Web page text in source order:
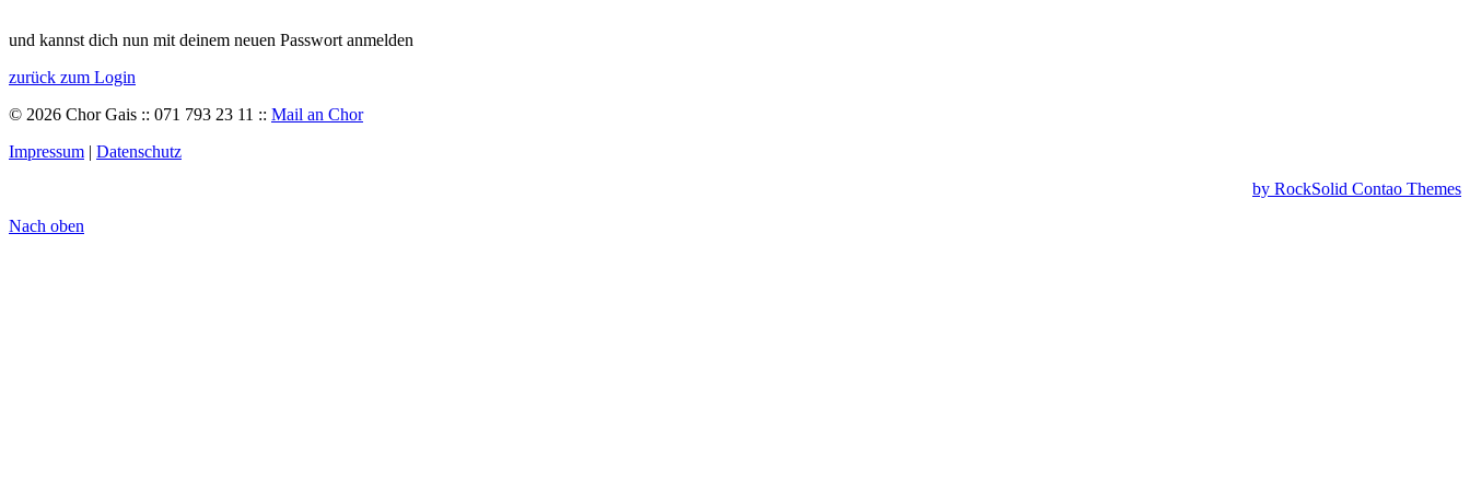
und kannst dich nun mit deinem neuen Passwort anmelden
zurück zum Login
© 2026 Chor Gais :: 071 793 23 11 :: Mail an Chor
Impressum | Datenschutz
by RockSolid Contao Themes
Nach oben